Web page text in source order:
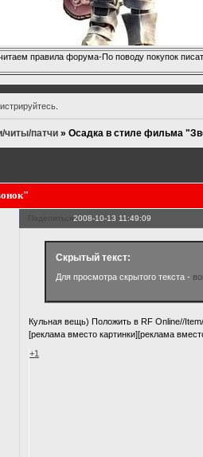
правила форума-По поводу покупок
.
читы/патчи »Осадка в стиле фильма
Поделиться2008-10-13 11:49:09
Скрытый текст:
Для просмотра скрытого текста -
Кульная вещь) Положить в RF Online//
[реклама вместо картинки][реклама
+1